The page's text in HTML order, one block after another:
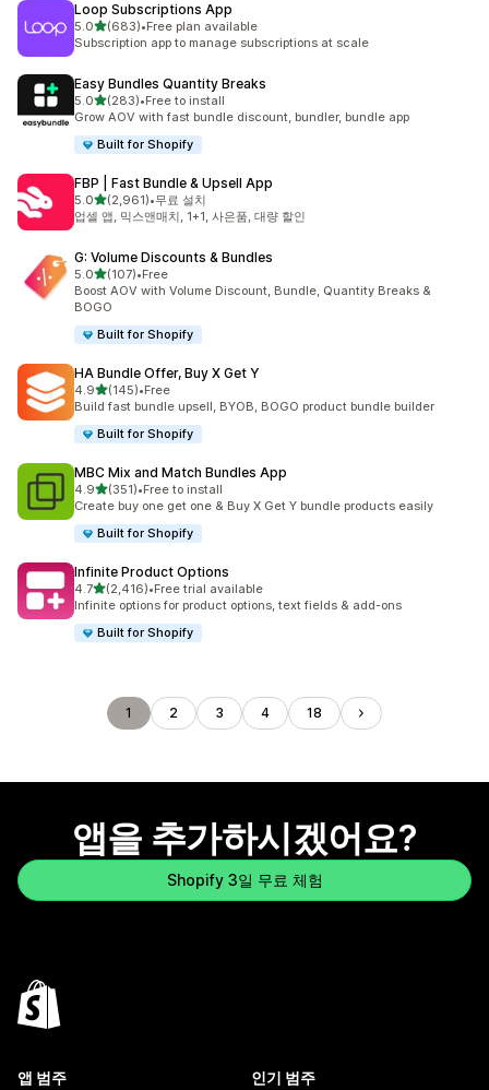
Loop Subscriptions App
5.0별 5개 중
(683)
총 리뷰 683개
•Free plan available
Subscription app to manage subscriptions at scale
Easy Bundles Quantity Breaks
5.0별 5개 중
(283)
총 리뷰 283개
•Free to install
Grow AOV with fast bundle discount, bundler, bundle app
Built for Shopify
FBP | Fast Bundle & Upsell App
5.0별 5개 중
(2,961)
총 리뷰 2961개
•무료 설치
업셀 앱, 믹스앤매치, 1+1, 사은품, 대량 할인
G: Volume Discounts & Bundles
5.0별 5개 중
(107)
총 리뷰 107개
•Free
Boost AOV with Volume Discount, Bundle, Quantity Breaks &
BOGO
Built for Shopify
HA Bundle Offer, Buy X Get Y
4.9별 5개 중
(145)
총 리뷰 145개
•Free
Build fast bundle upsell, BYOB, BOGO product bundle builder
Built for Shopify
MBC Mix and Match Bundles App
4.9별 5개 중
(351)
총 리뷰 351개
•Free to install
Create buy one get one & Buy X Get Y bundle products easily
Built for Shopify
Infinite Product Options
4.7별 5개 중
(2,416)
총 리뷰 2416개
•Free trial available
Infinite options for product options, text fields & add-ons
Built for Shopify
1 2 3 4 18
앱을 추가하시겠어요?
Shopify 3일 무료 체험
앱 범주 인기 범주